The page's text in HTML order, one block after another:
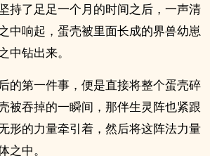
持了足足一个月的时间之后，一声清
中响起，蛋壳被里面长成的界兽幼崽
中钻出来。
的第一件事，便是直接将整个蛋壳碎
被吞掉的一瞬间，那伴生灵阵也紧跟
形的力量牵引着，然后将这阵法力量
之中。